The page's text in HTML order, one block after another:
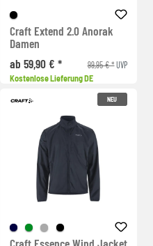
Craft Extend 2.0 Anorak
Damen
ab 59,90 € *
99,95 € *UVP
Kostenlose Lieferung DE
NEU